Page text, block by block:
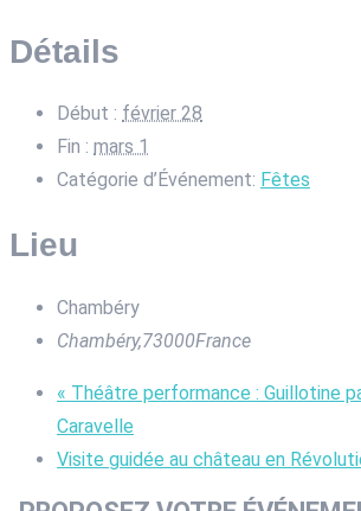
Détails
Début : février 28
Fin : mars 1
Catégorie d’Événement: Fêtes
Lieu
Chambéry
Chambéry,73000France
« Théâtre performance : Guillotine
Caravelle
Visite guidée au château en